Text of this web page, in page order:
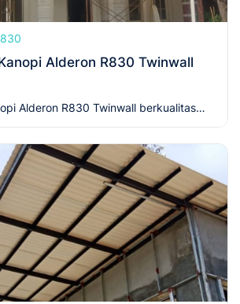
Alderon R830 Twinwall
Alderon R830 Twinwall berkualitas
kami sekarang!